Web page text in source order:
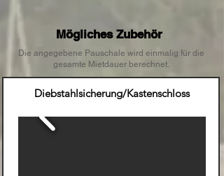
Mögliches Zubehör
Die angegebene Pauschale wird einmalig für die
gesamte Mietdauer berechnet.
Diebstahlsicherung/Kastenschloss